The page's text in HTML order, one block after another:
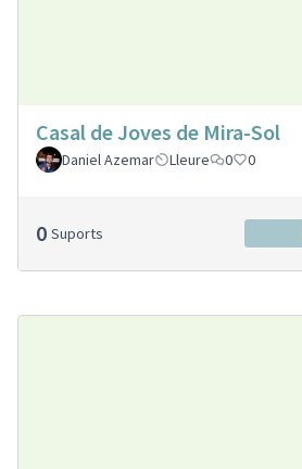
Casal de Joves de Mira-Sol
Daniel Azemar
Lleure 0 0
0 Suports